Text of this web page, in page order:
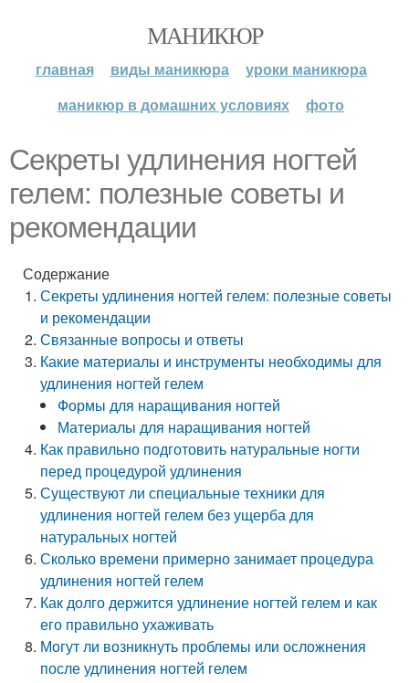
МАНИКЮР
главная виды маникюра
уроки маникюра
маникюр в домашних условиях
фото
Секреты удлинения ногтей
гелем: полезные советы и
рекомендации
Содержание
Секреты удлинения ногтей гелем: полезные советы
и рекомендации
Связанные вопросы и ответы
Какие материалы и инструменты необходимы для
удлинения ногтей гелем
Формы для наращивания ногтей
Материалы для наращивания ногтей
Как правильно подготовить натуральные ногти
перед процедурой удлинения
Существуют ли специальные техники для
удлинения ногтей гелем без ущерба для
натуральных ногтей
Сколько времени примерно занимает процедура
удлинения ногтей гелем
Как долго держится удлинение ногтей гелем и как
его правильно ухаживать
Могут ли возникнуть проблемы или осложнения
после удлинения ногтей гелем